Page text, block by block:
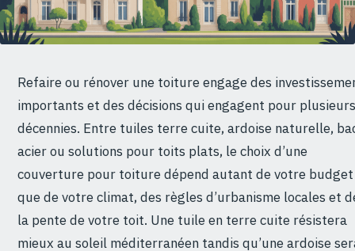
Refaire ou rénover une toiture engage des
importants et des décisions qui engagent pour plusieurs
décennies. Entre tuiles terre cuite, ardoise naturelle,
acier ou solutions pour toits plats, le choix d’une
couverture pour toiture dépend autant de votre budget
que de votre climat, des règles d’urbanisme locales et
la pente de votre toit. Une tuile en terre cuite résistera
mieux au soleil méditerranéen tandis qu’une ardoise